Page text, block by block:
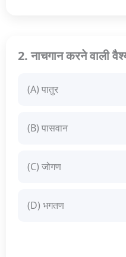
2. नाचगान करने वाली
(A) पातुर
(B) पासवान
(C) जोगण
(D) भगतण